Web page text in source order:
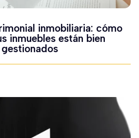
inmobiliaria: cómo
inmuebles están bien
gestionados